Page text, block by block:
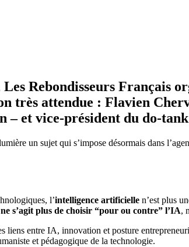
Rebondisseurs Français
très attendue : Flavien
– et vice-président du do-
un sujet qui s’impose désormais dans
l’intelligence artificielle n’est plus
s’agit plus de choisir “pour ou contre” l’IA,
liens entre IA, innovation et posture
et pédagogique de la technologie.